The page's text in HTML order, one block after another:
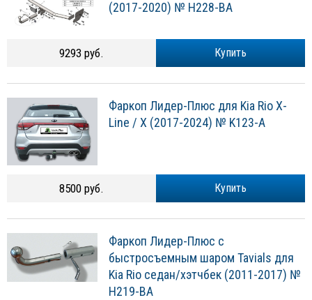
(2017-2020) № H228-BA
Купить
9293 руб.
Фаркоп Лидер-Плюс для Kia Rio X-
Line / X (2017-2024) № K123-A
Купить
8500 руб.
Фаркоп Лидер-Плюс с
быстросъемным шаром Tavials для
Kia Rio седан/хэтчбек (2011-2017) №
H219-BA